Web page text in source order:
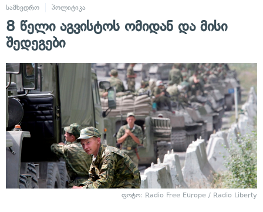
სამხედრო
პოლიტიკა
8 წელი აგვისტოს ომიდან და მისი
შედეგები
ფოტო: Radio Free Europe / Radio Liberty